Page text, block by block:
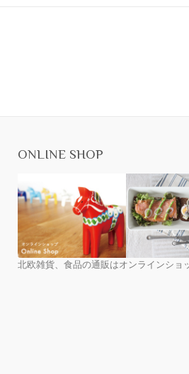
ONLINE SHOP
北欧雑貨、食品の通販はオンラインショ